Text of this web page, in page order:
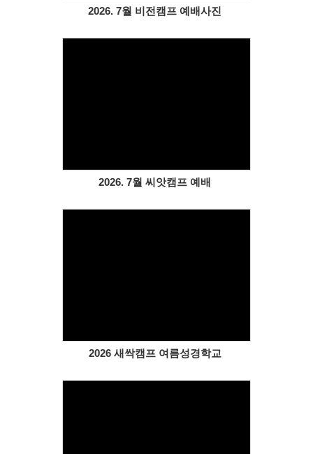
2026. 7월 비전캠프 예배사진
2026. 7월 씨앗캠프 예배
2026 새싹캠프 여름성경학교